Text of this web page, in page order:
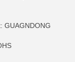
GUAGNDONG